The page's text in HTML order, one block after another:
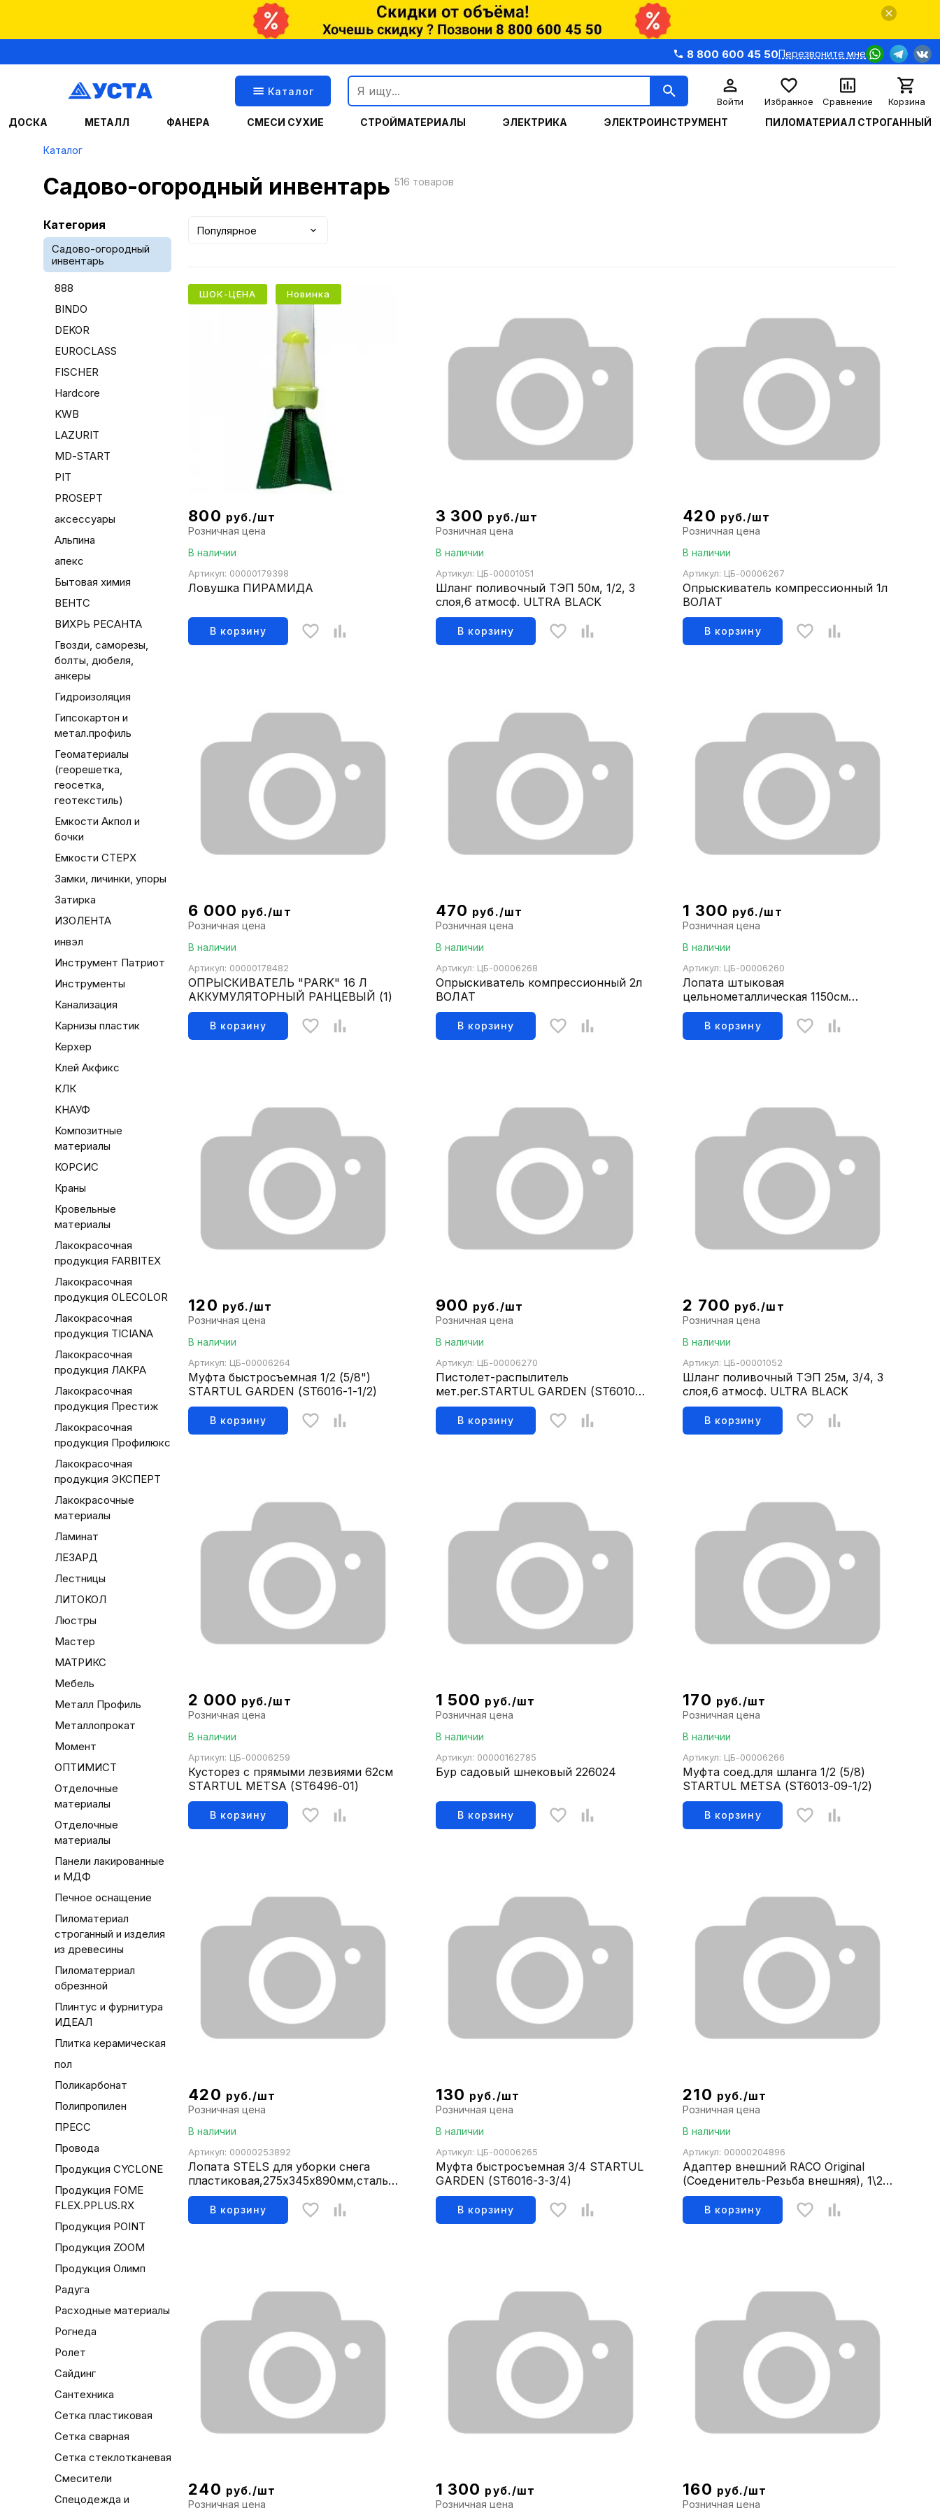
8 800 600 45 50Перезвоните мне
Каталог
Войти Избранное Сравнение Корзина
ДОСКА МЕТАЛЛ ФАНЕРА СМЕСИ СУХИЕ СТРОЙМАТЕРИАЛЫ ЭЛЕКТРИКА ЭЛЕКТРОИНСТРУМЕНТ ПИЛОМАТЕРИАЛ СТРОГАННЫЙ
Каталог
Садово-огородный инвентарь 516 товаров
Категория
Садово-огородный
инвентарь
888
BINDO
DEKOR
EUROCLASS
FISCHER
Hardcore
KWB
LAZURIT
MD-START
PIT
PROSEPT
аксессуары
Альпина
апекс
Бытовая химия
ВЕНТС
ВИХРЬ РЕСАНТА
Гвозди, саморезы,
болты, дюбеля,
анкеры
Гидроизоляция
Гипсокартон и
метал.профиль
Геоматериалы
(георешетка,
геосетка,
геотекстиль)
Емкости Акпол и
бочки
Емкости СТЕРХ
Замки, личинки, упоры
Затирка
ИЗОЛЕНТА
инвэл
Инструмент Патриот
Инструменты
Канализация
Карнизы пластик
Керхер
Клей Акфикс
КЛК
КНАУФ
Композитные
материалы
КОРСИС
Краны
Кровельные
материалы
Лакокрасочная
продукция FARBITEX
Лакокрасочная
продукция OLECOLOR
Лакокрасочная
продукция TICIANA
Лакокрасочная
продукция ЛАКРА
Лакокрасочная
продукция Престиж
Лакокрасочная
продукция Профилюкс
Лакокрасочная
продукция ЭКСПЕРТ
Лакокрасочные
материалы
Ламинат
ЛЕЗАРД
Лестницы
ЛИТОКОЛ
Люстры
Мастер
МАТРИКС
Мебель
Металл Профиль
Металлопрокат
Момент
ОПТИМИСТ
Отделочные
материалы
Отделочные
материалы
Панели лакированные
и МДФ
Печное оснащение
Пиломатериал
строганный и изделия
из древесины
Пиломатерриал
обрезнной
Плинтус и фурнитура
ИДЕАЛ
Плитка керамическая
пол
Поликарбонат
Полипропилен
ПРЕСС
Провода
Продукция CYCLONE
Продукция FOME
FLEX.PPLUS.RX
Продукция POINT
Продукция ZOOM
Продукция Олимп
Радуга
Расходные материалы
Рогнеда
Ролет
Сайдинг
Сантехника
Сетка пластиковая
Сетка сварная
Сетка стеклотканевая
Смесители
Спецодежда и
Популярное
800 руб./шт
Розничная цена
В наличии
Артикул: 00000179398
Ловушка ПИРАМИДА
В корзину
ШОК-ЦЕНА Новинка
3 300 руб./шт
Розничная цена
В наличии
Артикул: ЦБ-00001051
Шланг поливочный ТЭП 50м, 1/2, 3
слоя,6 атмосф. ULTRA BLACK
В корзину
420 руб./шт
Розничная цена
В наличии
Артикул: ЦБ-00006267
Опрыскиватель компрессионный 1л
ВОЛАТ
В корзину
6 000 руб./шт
Розничная цена
В наличии
Артикул: 00000178482
ОПРЫСКИВАТЕЛЬ "PARK" 16 Л
АККУМУЛЯТОРНЫЙ РАНЦЕВЫЙ (1)
В корзину
470 руб./шт
Розничная цена
В наличии
Артикул: ЦБ-00006268
Опрыскиватель компрессионный 2л
ВОЛАТ
В корзину
1 300 руб./шт
Розничная цена
В наличии
Артикул: ЦБ-00006260
Лопата штыковая
цельнометаллическая 1150см
STARTUL GARDEN (ST6087-03)
В корзину
120 руб./шт
Розничная цена
В наличии
Артикул: ЦБ-00006264
Муфта быстросъемная 1/2 (5/8")
STARTUL GARDEN (ST6016-1-1/2)
В корзину
900 руб./шт
Розничная цена
В наличии
Артикул: ЦБ-00006270
Пистолет-распылитель
мет.рег.STARTUL GARDEN (ST6010-
26)
В корзину
2 700 руб./шт
Розничная цена
В наличии
Артикул: ЦБ-00001052
Шланг поливочный ТЭП 25м, 3/4, 3
слоя,6 атмосф. ULTRA BLACK
В корзину
2 000 руб./шт
Розничная цена
В наличии
Артикул: ЦБ-00006259
Кусторез с прямыми лезвиями 62см
STARTUL METSA (ST6496-01)
В корзину
1 500 руб./шт
Розничная цена
В наличии
Артикул: 00000162785
Бур садовый шнековый 226024
В корзину
170 руб./шт
Розничная цена
В наличии
Артикул: ЦБ-00006266
Муфта соед.для шланга 1/2 (5/8)
STARTUL METSA (ST6013-09-1/2)
В корзину
420 руб./шт
Розничная цена
В наличии
Артикул: 00000253892
Лопата STELS для уборки снега
пластиковая,275х345х890мм,стальн
ой черенок Россия
В корзину
130 руб./шт
Розничная цена
В наличии
Артикул: ЦБ-00006265
Муфта быстросъемная 3/4 STARTUL
GARDEN (ST6016-3-3/4)
В корзину
210 руб./шт
Розничная цена
В наличии
Артикул: 00000204896
Адаптер внешний RACO Original
(Соеденитель-Резьба внешняя), 1\2
"х3\4"
В корзину
240 руб./шт
Розничная цена
1 300 руб./шт
Розничная цена
160 руб./шт
Розничная цена